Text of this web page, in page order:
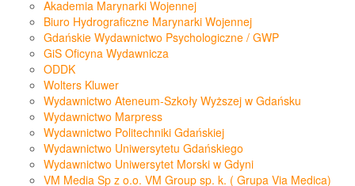
Akademia Marynarki Wojennej
Biuro Hydrograficzne Marynarki Wojennej
Gdańskie Wydawnictwo Psychologiczne / GWP
GiS Oficyna Wydawnicza
ODDK
Wolters Kluwer
Wydawnictwo Ateneum-Szkoły Wyższej w Gdańsku
Wydawnictwo Marpress
Wydawnictwo Politechniki Gdańskiej
Wydawnictwo Uniwersytetu Gdańskiego
Wydawnictwo Uniwersytet Morski w Gdyni
VM Media Sp z o.o. VM Group sp. k. ( Grupa Via Medica)